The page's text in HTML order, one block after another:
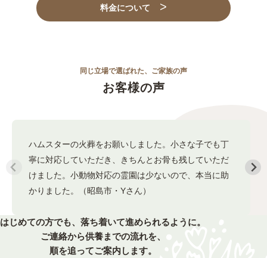
料金について
同じ立場で選ばれた、ご家族の声
お客様の声
ハムスターの火葬をお願いしました。小さな子でも丁
寧に対応していただき、きちんとお骨も残していただ
けました。小動物対応の霊園は少ないので、本当に助
かりました。（昭島市・Yさん）
はじめての方でも、落ち着いて進められるように。
ご連絡から供養までの流れを、
順を追ってご案内します。